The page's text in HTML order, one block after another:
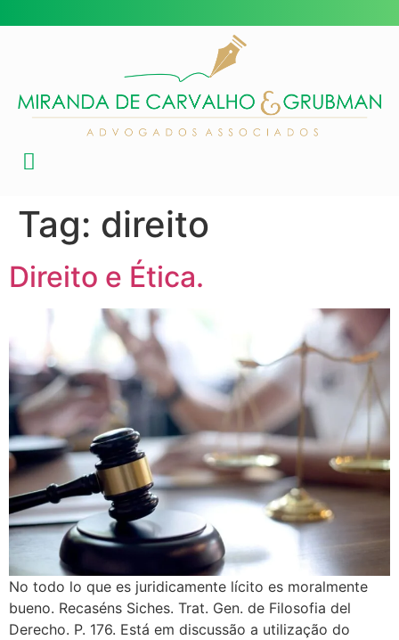
Tag: direito
Direito e Ética.
No todo lo que es juridicamente lícito es moralmente
bueno. Recaséns Siches. Trat. Gen. de Filosofia del
Derecho. P. 176. Está em discussão a utilização do